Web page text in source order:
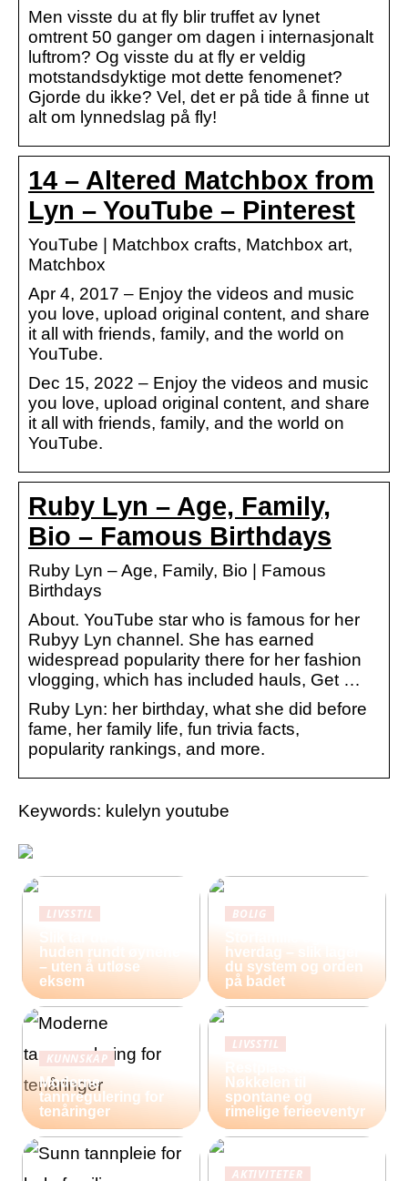
Men visste du at fly blir truffet av lynet
omtrent 50 ganger om dagen i internasjonalt
luftrom? Og visste du at fly er veldig
motstandsdyktige mot dette fenomenet?
Gjorde du ikke? Vel, det er på tide å finne ut
alt om lynnedslag på fly!
14 – Altered Matchbox from
Lyn – YouTube – Pinterest
YouTube | Matchbox crafts, Matchbox art,
Matchbox
Apr 4, 2017 – Enjoy the videos and music
you love, upload original content, and share
it all with friends, family, and the world on
YouTube.
Dec 15, 2022 – Enjoy the videos and music
you love, upload original content, and share
it all with friends, family, and the world on
YouTube.
Ruby Lyn – Age, Family,
Bio – Famous Birthdays
Ruby Lyn – Age, Family, Bio | Famous
Birthdays
About. YouTube star who is famous for her
Rubyy Lyn channel. She has earned
widespread popularity there for her fashion
vlogging, which has included hauls, Get …
Ruby Lyn: her birthday, what she did before
fame, her family life, fun trivia facts,
popularity rankings, and more.
Keywords: kulelyn youtube
LIVSSTIL
huden rundt øynene
– uten å utløse
eksem
BOLIG
hverdag – slik lager
du system og orden
på badet
KUNNSKAP
Moderne
tannregulering for
tenåringer
LIVSSTIL
Nøkkelen til
spontane og
rimelige ferieeventyr
AKTIVITETER